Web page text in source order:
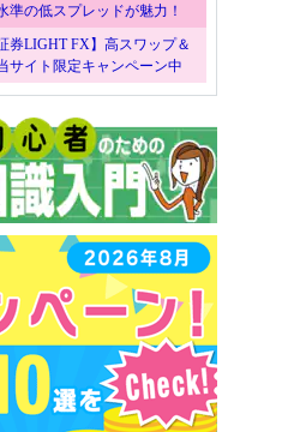
準の低スプレッドが魅力！
券LIGHT FX】高スワップ＆
サイト限定キャンペーン中